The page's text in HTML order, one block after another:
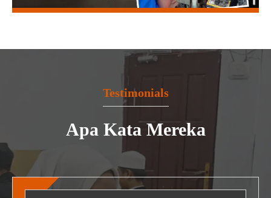
Testimonials
Apa Kata Mereka